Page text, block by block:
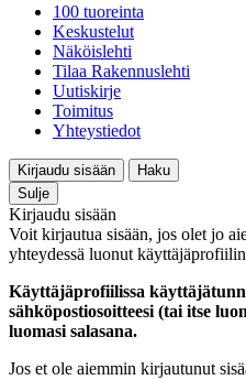
100 tuoreinta
Keskustelut
Näköislehti
Tilaa Rakennuslehti
Uutiskirje
Toimitus
Yhteystiedot
Kirjaudu sisään
Haku
Sulje
Kirjaudu sisään
Voit kirjautua sisään, jos olet jo
yhteydessä luonut käyttäjäprofiilin
Käyttäjäprofiilissa
sähköpostiosoitteesi (tai itse
luomasi salasana.
Jos et ole aiemmin kirjautunut